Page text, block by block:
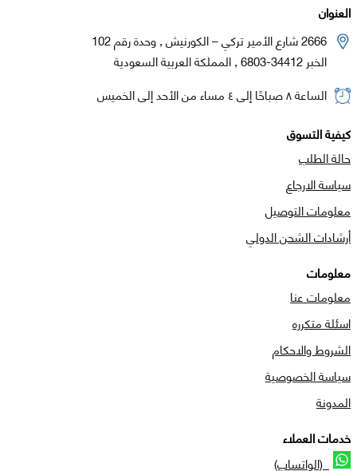
العنوان
2666 شارع الأمير تركي – الكورنيش , وحدة رقم 102
الخبر 34412-6803 , المملكة العربية السعودية
الساعة ٨ صباحًا إلى ٤ مساء من الأحد إلى الخميس
كيفية التسوق
حالة الطلب
سياسة الارجاع
معلومات التوصيل
أرشادات الشحن الدولي
معلومات
معلومات عنا
اسئلة متكرره
الشروط والاحكام
سياسة الخصوصية
المدونة
خدمات العملاء
(الواتساب)